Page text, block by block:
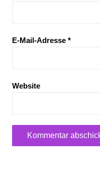
E-Mail-Adresse *
Website